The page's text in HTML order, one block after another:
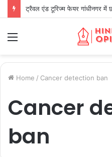
Home / Cancer detection ban
Cancer
ban